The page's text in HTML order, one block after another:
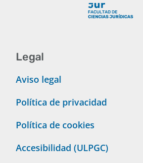
Legal
Aviso legal
Política de privacidad
Política de cookies
Accesibilidad (ULPGC)